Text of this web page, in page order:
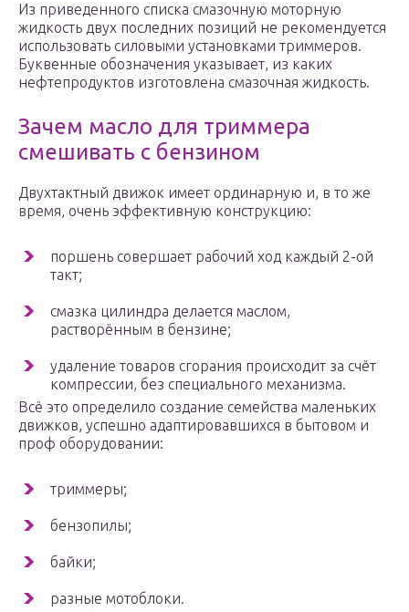
Из приведенного списка смазочную моторную
жидкость двух последних позиций не рекомендуется
использовать силовыми установками триммеров.
Буквенные обозначения указывает, из каких
нефтепродуктов изготовлена смазочная жидкость.
Зачем масло для триммера
смешивать с бензином
Двухтактный движок имеет ординарную и, в то же
время, очень эффективную конструкцию:
поршень совершает рабочий ход каждый 2-ой
такт;
смазка цилиндра делается маслом,
растворённым в бензине;
удаление товаров сгорания происходит за счёт
компрессии, без специального механизма.
Всё это определило создание семейства маленьких
движков, успешно адаптировавшихся в бытовом и
проф оборудовании:
триммеры;
бензопилы;
байки;
разные мотоблоки.